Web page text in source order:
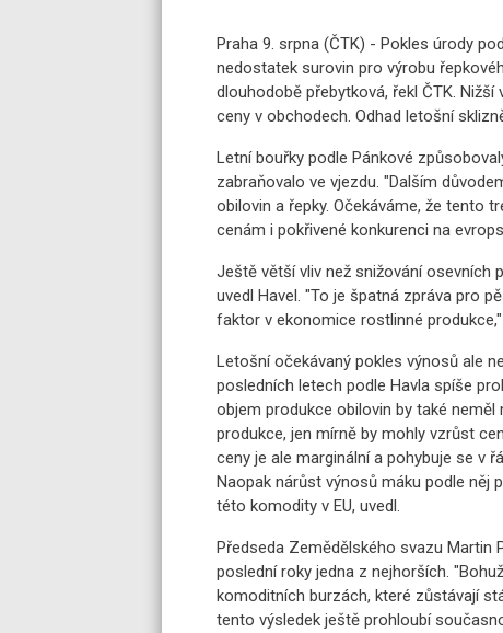
Praha 9. srpna (ČTK) - Pokles úrody
nedostatek surovin pro výrobu
dlouhodobě přebytková, řekl ČTK.
ceny v obchodech. Odhad letošní
Letní bouřky podle Pánkové
zabraňovalo ve vjezdu. "Dalším
obilovin a řepky. Očekáváme, že tento
cenám i pokřivené konkurenci na
Ještě větší vliv než snižování osevních
uvedl Havel. "To je špatná zpráva pro
faktor v ekonomice rostlinné produkce,"
Letošní očekávaný pokles výnosů ale
posledních letech podle Havla spíše
objem produkce obilovin by také neměl
produkce, jen mírně by mohly vzrůst
ceny je ale marginální a pohybuje se v
Naopak nárůst výnosů máku podle něj
této komodity v EU, uvedl.
Předseda Zemědělského svazu Martin
poslední roky jedna z nejhorších.
komoditních burzách, které zůstávají
tento výsledek ještě prohloubí